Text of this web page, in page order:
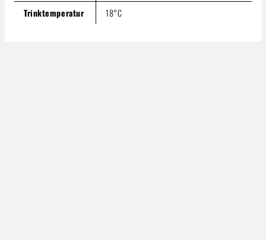
Trinktemperatur
18°C